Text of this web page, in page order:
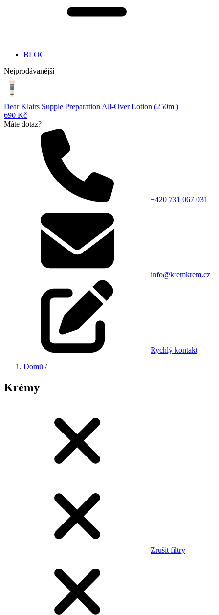
BLOG
Nejprodávanější
Dear Klairs Supple Preparation All-Over Lotion (250ml)
690 Kč
Máte dotaz?
+420 731 067 031
info@kremkrem.cz
Rychlý kontakt
Domů /
Krémy
Zrušit filtry